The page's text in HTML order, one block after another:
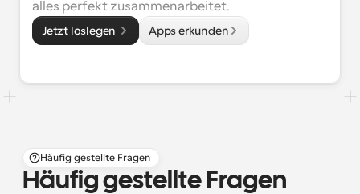
alles perfekt zusammenarbeitet.
Jetzt loslegen Apps erkunden
Häufig gestellte Fragen
Häufig gestellte Fragen